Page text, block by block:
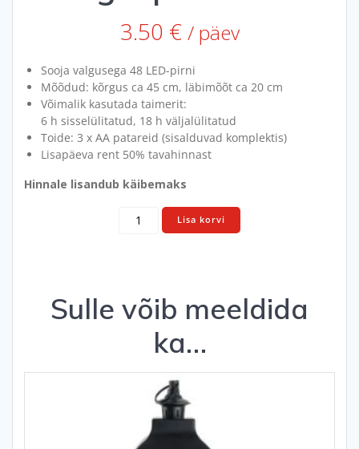
3.50 € / päev
Sooja valgusega 48 LED-pirni
Mõõdud: kõrgus ca 45 cm, läbimõõt ca 20 cm
Võimalik kasutada taimerit:
6 h sisselülitatud, 18 h väljalülitatud
Toide: 3 x AA patareid (sisalduvad komplektis)
Lisapäeva rent 50% tavahinnast
Hinnale lisandub käibemaks
Valguspuu
lauale
Lisa korvi
Sulle võib meeldida
ka…